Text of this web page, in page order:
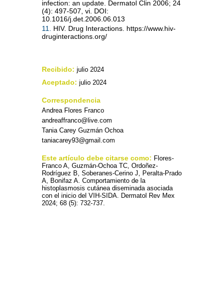
infection: an update. Dermatol Clin 2006; 24
(4): 497-507, vi. DOI:
10.1016/j.det.2006.06.013
11. HIV. Drug Interactions. https://www.hiv-
druginteractions.org/
Recibido: julio 2024
Aceptado: julio 2024
Correspondencia
Andrea Flores Franco
andreaffranco@live.com
Tania Carey Guzmán Ochoa
taniacarey93@gmail.com
Este artículo debe citarse como: Flores-
Franco A, Guzmán-Ochoa TC, Ordoñez-
Rodríguez B, Soberanes-Cerino J, Peralta-Prado
A, Bonifaz A. Comportamiento de la
histoplasmosis cutánea diseminada asociada
con el inicio del VIH-SIDA. Dermatol Rev Mex
2024; 68 (5): 732-737.